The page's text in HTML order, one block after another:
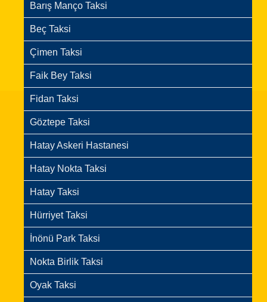
Barış Manço Taksi
Beç Taksi
Çimen Taksi
Faik Bey Taksi
Fidan Taksi
Göztepe Taksi
Hatay Askeri Hastanesi
Hatay Nokta Taksi
Hatay Taksi
Hürriyet Taksi
İnönü Park Taksi
Nokta Birlik Taksi
Oyak Taksi